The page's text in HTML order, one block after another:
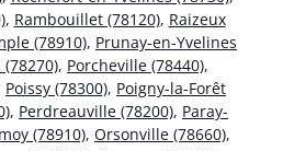
, Rambouillet (78120), Raizeux
(78910), Prunay-en-Yvelines
, Porcheville (78440),
Poissy (78300), Poigny-la-Forêt
, Perdreauville (78200), Paray-
(78910), Orsonville (78660),